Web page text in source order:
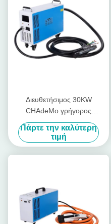
Διευθετήσιμος 30KW
CHAdeMo γρήγορος
φορτιστής εγχώριου
συνεχούς ρεύματος
φορτιστών cOem για τη EV
Πάρτε την καλύτερη
τιμή